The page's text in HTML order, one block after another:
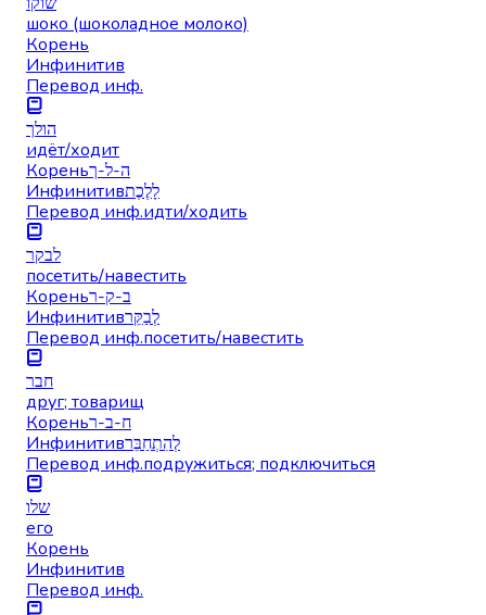
шоко (шоколадное молоко)
Корень
Инфинитив
Перевод инф.
הולך
идёт/ходит
Кореньה-ל-ך
Инфинитивלָלֶכֶת
Перевод инф.идти/ходить
לבקר
посетить/навестить
Кореньב-ק-ר
Инфинитивלְבַקֵּר
Перевод инф.посетить/навестить
חבר
друг; товарищ
Кореньח-ב-ר
Инфинитивלְהִתְחַבֵּר
Перевод инф.подружиться; подключиться
שלו
его
Корень
Инфинитив
Перевод инф.